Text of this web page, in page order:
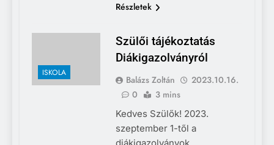
Részletek
ISKOLA
Szülői tájékoztatás
Diákigazolványról
Balázs Zoltán
2023.10.16.
0
3 mins
Kedves Szülők! 2023.
szeptember 1-től a